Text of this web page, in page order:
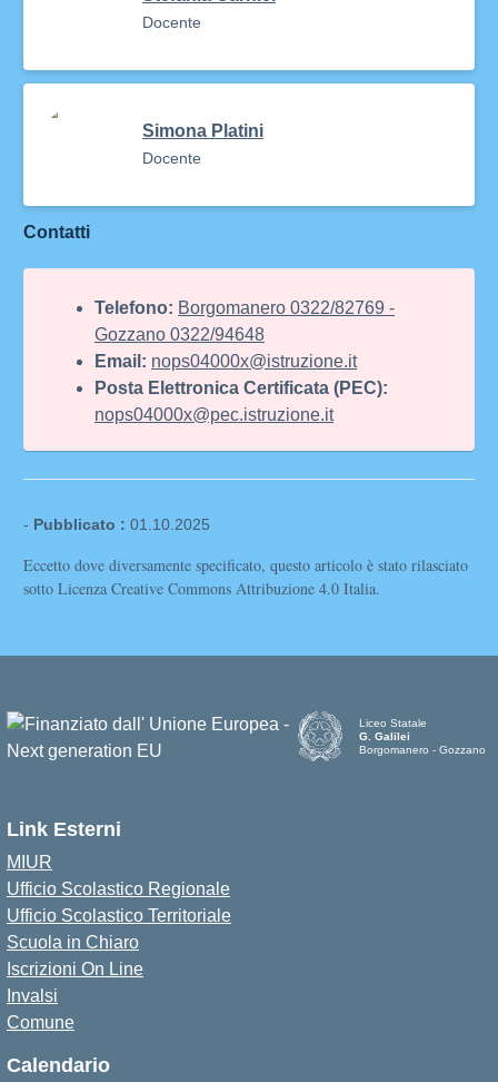
Docente
Simona Platini
Docente
Contatti
Telefono: Borgomanero 0322/82769 -
Gozzano 0322/94648
Email: nops04000x@istruzione.it
Posta Elettronica Certificata (PEC):
nops04000x@pec.istruzione.it
- Pubblicato : 01.10.2025
Eccetto dove diversamente specificato, questo articolo è stato rilasciato
sotto Licenza Creative Commons Attribuzione 4.0 Italia.
Liceo Statale
G. Galilei
Borgomanero - Gozzano
Link Esterni
MIUR
Ufficio Scolastico Regionale
Ufficio Scolastico Territoriale
Scuola in Chiaro
Iscrizioni On Line
Invalsi
Comune
Calendario